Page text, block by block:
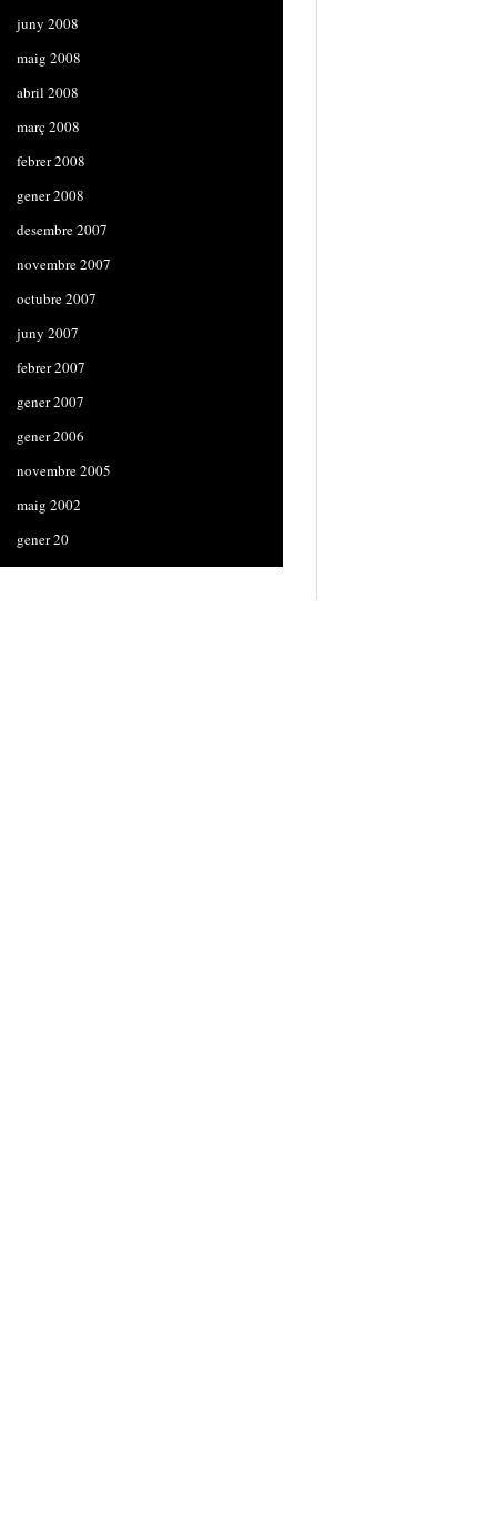
juny 2008
maig 2008
abril 2008
març 2008
febrer 2008
gener 2008
desembre 2007
novembre 2007
octubre 2007
juny 2007
febrer 2007
gener 2007
gener 2006
novembre 2005
maig 2002
gener 20